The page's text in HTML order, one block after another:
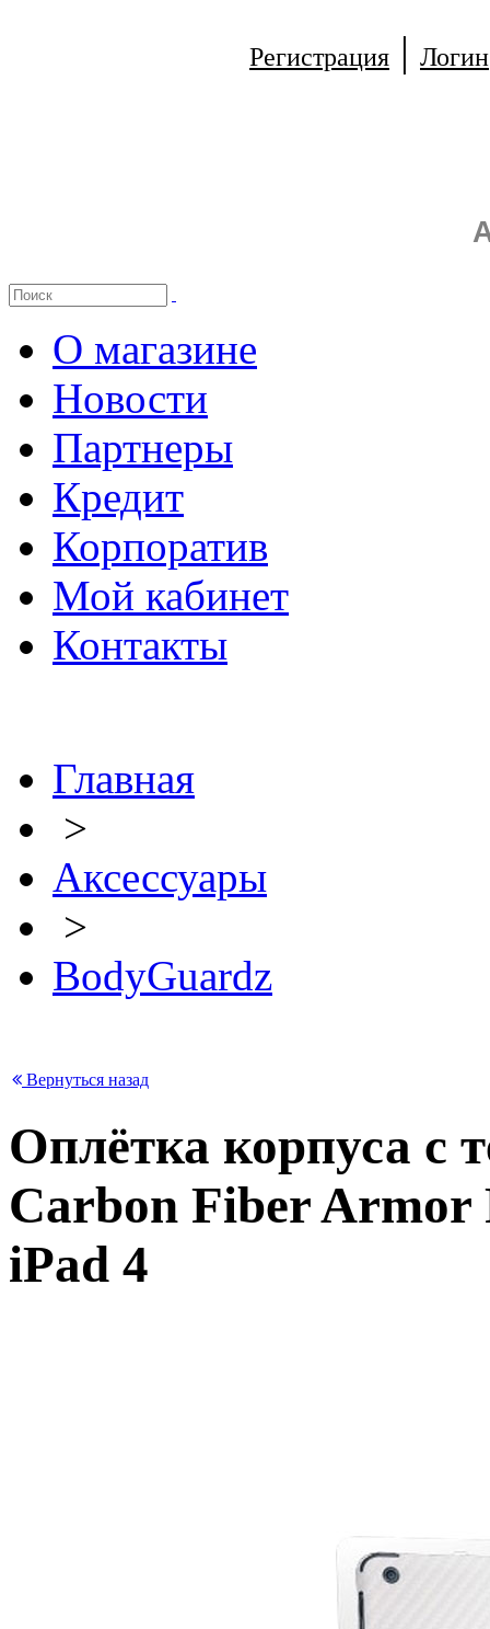
Регистрация | Логин
О магазине
Новости
Партнеры
Кредит
Корпоратив
Мой кабинет
Контакты
Главная
>
Аксессуары
>
BodyGuardz
Вернуться назад
Оплётка корпуса с
Carbon Fiber Armor
iPad 4